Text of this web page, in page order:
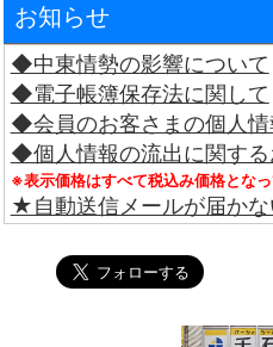
お知らせ
◆中東情勢の影響について
◆電子帳簿保存法に関して
◆会員のお客さまの個人情
◆個人情報の流出に関する
※表示価格はすべて税込み価格となっ
★自動送信メールが届か